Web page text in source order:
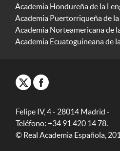
Academia Hondureña de la
Academia Puertorriqueña de
Academia Norteamericana de
Academia Ecuatoguineana de
Felipe IV, 4 - 28014 Madrid -
Teléfono: +34 91 420 14 78.
© Real Academia Española,